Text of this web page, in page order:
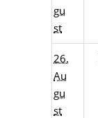
gu
st
26.
Au
gu
st